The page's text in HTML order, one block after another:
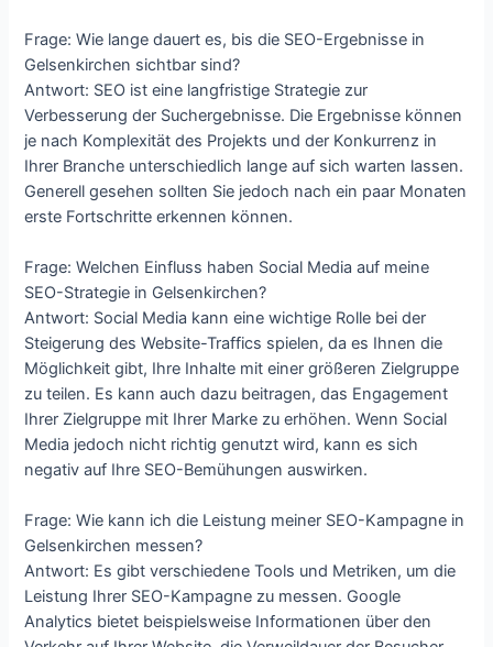
Frage: Wie lange dauert es, bis die SEO-Ergebnisse in
Gelsenkirchen sichtbar sind?
Antwort: SEO ist eine langfristige Strategie zur
Verbesserung der Suchergebnisse. Die Ergebnisse können
je nach Komplexität des Projekts und der Konkurrenz in
Ihrer Branche unterschiedlich lange auf sich warten lassen.
Generell gesehen sollten Sie jedoch nach ein paar Monaten
erste Fortschritte erkennen können.
Frage: Welchen Einfluss haben Social Media auf meine
SEO-Strategie in Gelsenkirchen?
Antwort: Social Media kann eine wichtige Rolle bei der
Steigerung des Website-Traffics spielen, da es Ihnen die
Möglichkeit gibt, Ihre Inhalte mit einer größeren Zielgruppe
zu teilen. Es kann auch dazu beitragen, das Engagement
Ihrer Zielgruppe mit Ihrer Marke zu erhöhen. Wenn Social
Media jedoch nicht richtig genutzt wird, kann es sich
negativ auf Ihre SEO-Bemühungen auswirken.
Frage: Wie kann ich die Leistung meiner SEO-Kampagne in
Gelsenkirchen messen?
Antwort: Es gibt verschiedene Tools und Metriken, um die
Leistung Ihrer SEO-Kampagne zu messen. Google
Analytics bietet beispielsweise Informationen über den